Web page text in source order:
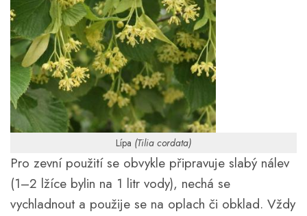
Lípa (Tilia cordata)
Pro zevní použití se obvykle připravuje slabý nálev
(1–2 lžíce bylin na 1 litr vody), nechá se
vychladnout a použije se na oplach či obklad. Vždy